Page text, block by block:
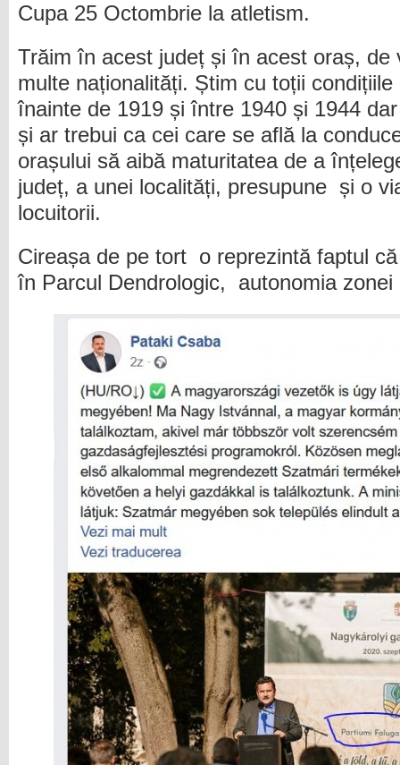
Cupa 25 Octombrie la atletism.
Trăim în acest județ și în acest oraș, de
multe naționalități. Știm cu toții
înainte de 1919 și între 1940 și 1944
și ar trebui ca cei care se află la
orașului să aibă maturitatea de a
județ, a unei localități, presupune și o
locuitorii.
Cireașa de pe tort o reprezintă faptul
în Parcul Dendrologic, autonomia zonei